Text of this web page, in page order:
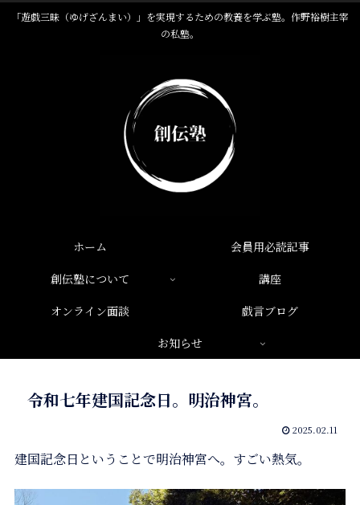
「遊戯三昧（ゆげざんまい）」を実現するための教養を学ぶ塾。作野裕樹主宰
の私塾。
ホーム
会員用必読記事
創伝塾について
講座
オンライン面談
戯言ブログ
お知らせ
令和七年建国記念日。明治神宮。
2025.02.11
建国記念日ということで明治神宮へ。すごい熱気。